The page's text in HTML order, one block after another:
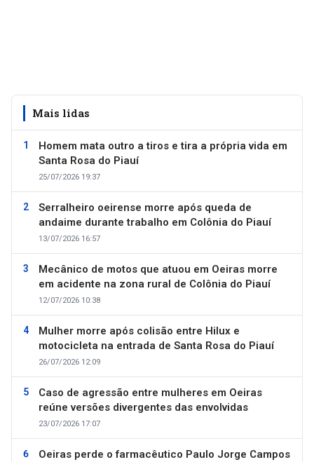
Mais lidas
Homem mata outro a tiros e tira a própria vida em
Santa Rosa do Piauí
25/07/2026 19:37
Serralheiro oeirense morre após queda de
andaime durante trabalho em Colônia do Piauí
13/07/2026 16:57
Mecânico de motos que atuou em Oeiras morre
em acidente na zona rural de Colônia do Piauí
12/07/2026 10:38
Mulher morre após colisão entre Hilux e
motocicleta na entrada de Santa Rosa do Piauí
26/07/2026 12:09
Caso de agressão entre mulheres em Oeiras
reúne versões divergentes das envolvidas
23/07/2026 17:07
Oeiras perde o farmacêutico Paulo Jorge Campos